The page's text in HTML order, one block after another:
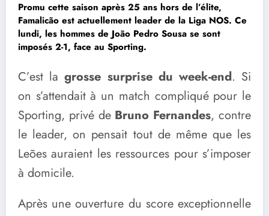
Promu cette saison après 25 ans hors de l’élite,
Famalicão est actuellement leader de la Liga NOS. Ce
lundi, les hommes de João Pedro Sousa se sont
imposés 2-1, face au Sporting.
C’est lagrosse surprise du week-end. Si
on s’attendait à un match compliqué pour le
Sporting, privé deBruno Fernandes, contre
le leader, on pensait tout de même que les
Leões auraient les ressources pour s’imposer
à domicile.
Après une ouverture du score exceptionnelle